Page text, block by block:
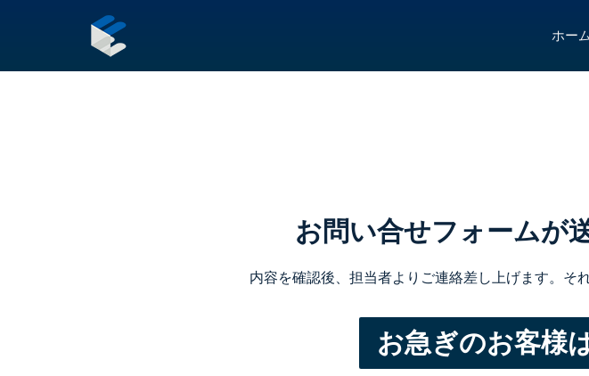
ホー
お問い合せフォームが
内容を確認後、担当者よりご連絡差し上げます。そ
お急ぎのお客様